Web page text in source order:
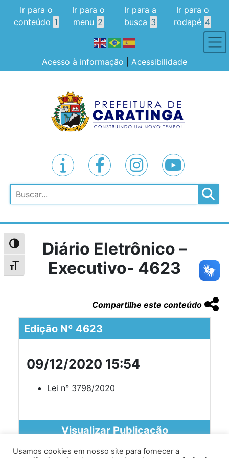
Alternar alto contraste
Alternar tamanho da fonte
Ir para o
conteúdo 1
Ir para o
menu 2
Ir para a
busca 3
Ir para o
rodapé 4
Acesso à informação Acessibilidade
Pesquisar
Diário Eletrônico –
Executivo- 4623
Compartilhe este conteúdo
Edição Nº 4623
09/12/2020 15:54
Lei n° 3798/2020
Visualizar Publicação
Usamos cookies em nosso site para fornecer a